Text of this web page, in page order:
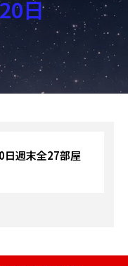
日
日週末全27部屋